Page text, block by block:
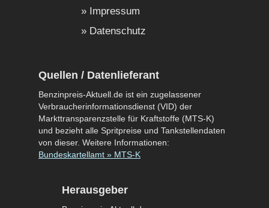
Impressum
Datenschutz
Quellen / Datenlieferant
Benzinpreis-Aktuell.de ist ein zugelassener
Verbraucherinformationsdienst (VID) der
Markttransparenzstelle für Kraftstoffe (MTS-K)
und bezieht alle Spritpreise und Tankstellendaten
von dieser. Weitere Informationen:
Bundeskartellamt » MTS-K
Herausgeber